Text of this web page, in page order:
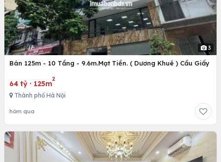
3
Bán 125m - 10 Tầng - 9.6m.Mạt Tiền. ( Dương Khuê ) Cầu Giấy
64 tỷ · 125m
2
Thành phố Hà Nội
hôm qua